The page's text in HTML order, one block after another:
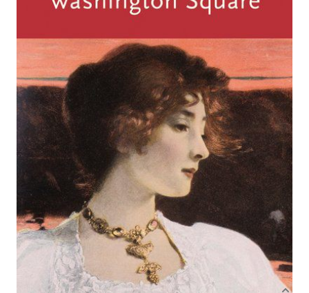
Henry James
Verlag: Anaconda 31.07.2015
Buch 256 Seiten
ISBN: 978-3-7306-
0287-4
Leseprobe_James_Washington_Square
Bibliografische Daten
Autor:innenbeschreibung
Produktbeschreibung